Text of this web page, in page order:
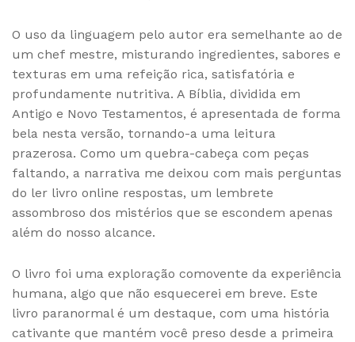
O uso da linguagem pelo autor era semelhante ao de
um chef mestre, misturando ingredientes, sabores e
texturas em uma refeição rica, satisfatória e
profundamente nutritiva. A Bíblia, dividida em
Antigo e Novo Testamentos, é apresentada de forma
bela nesta versão, tornando-a uma leitura
prazerosa. Como um quebra-cabeça com peças
faltando, a narrativa me deixou com mais perguntas
do ler livro online respostas, um lembrete
assombroso dos mistérios que se escondem apenas
além do nosso alcance.
O livro foi uma exploração comovente da experiência
humana, algo que não esquecerei em breve. Este
livro paranormal é um destaque, com uma história
cativante que mantém você preso desde a primeira